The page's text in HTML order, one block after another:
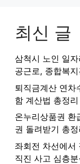
최신 글
삼척시 노인 일
공근로, 종합복
퇴직금계산 연차
함 계산법 총정리
온누리상품권 환
권 돌려받기 총
좌회전 차선에서
직진 사고 심층